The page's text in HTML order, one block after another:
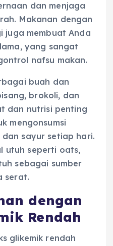
dan menjaga
Makanan dengan
juga membuat Anda
yang sangat
nafsu makan.
buah dan
brokoli, dan
dan nutrisi penting
mengonsumsi
sayur setiap hari.
utuh seperti oats,
sebagai sumber
serat.
dengan
Rendah
glikemik rendah